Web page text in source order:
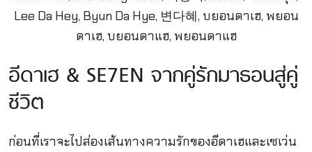
อีดาเฮ & SE7EN จากคู่รักมาธอนสู่คู่
ชีวิต
ก่อนที่เราจะไปส่องเส้นทางความรักของอีดาเฮและเซเว่น